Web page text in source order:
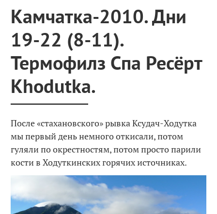
Камчатка-2010. Дни
19-22 (8-11).
Термофилз Спа Ресёрт
Khodutka.
После «стахановского» рывка Ксудач-Ходутка
мы первый день немного откисали, потом
гуляли по окрестностям, потом просто парили
кости в Ходуткинских горячих источниках.